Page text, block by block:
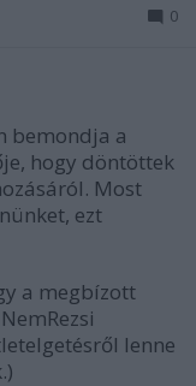
0
bemondja a
hogy döntöttek
Most
ezt
a megbízott
lenne